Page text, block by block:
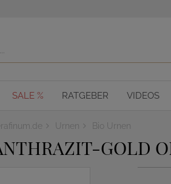
SALE % RATGEBER VIDEOS
Urnen Bio Urnen
GOLD